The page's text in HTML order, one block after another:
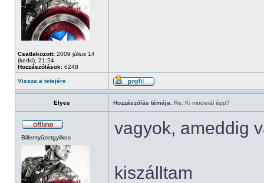
Csatlakozott: 2009 július 14
(kedd), 21:24
Hozzászólások: 6248
Vissza a tetejére
Elyes Hozzászólás témája: Re: Ki moderál épp?
Billentyűzetgyilkos vagyok, ameddig
kiszálltam